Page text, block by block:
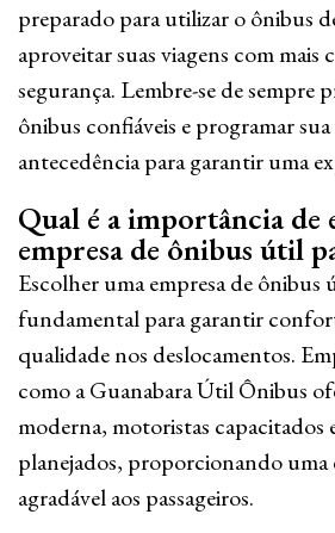
preparado para utilizar o ônibus
aproveitar suas viagens com mais
segurança. Lembre-se de sempre
ônibus confiáveis e programar
antecedência para garantir uma
Qual é a importância de
empresa de ônibus útil
Escolher uma empresa de ônibus
fundamental para garantir
qualidade nos deslocamentos.
como a Guanabara Útil Ônibus
moderna, motoristas capacitados
planejados, proporcionando uma
agradável aos passageiros.